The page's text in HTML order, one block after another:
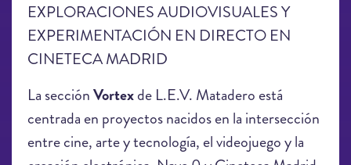
EXPLORACIONES AUDIOVISUALES Y
EXPERIMENTACIÓN EN DIRECTO EN
CINETECA MADRID
La secciónVortexde L.E.V. Matadero está
centrada en proyectos nacidos en la intersección
entre cine, arte y tecnología, el videojuego y la